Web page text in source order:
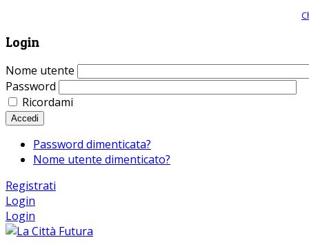
Login
Nome utente
Password
Ricordami
Accedi
Password dimenticata?
Nome utente dimenticato?
Registrati
Login
Login